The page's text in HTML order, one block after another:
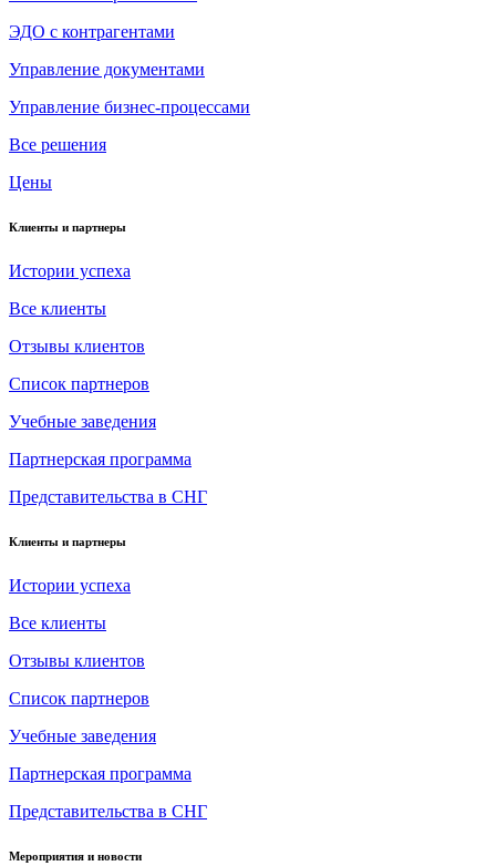
ЭДО с контрагентами
Управление документами
Управление бизнес-процессами
Все решения
Цены
Клиенты и партнеры
Истории успеха
Все клиенты
Отзывы клиентов
Список партнеров
Учебные заведения
Партнерская программа
Представительства в СНГ
Клиенты и партнеры
Истории успеха
Все клиенты
Отзывы клиентов
Список партнеров
Учебные заведения
Партнерская программа
Представительства в СНГ
Мероприятия и новости